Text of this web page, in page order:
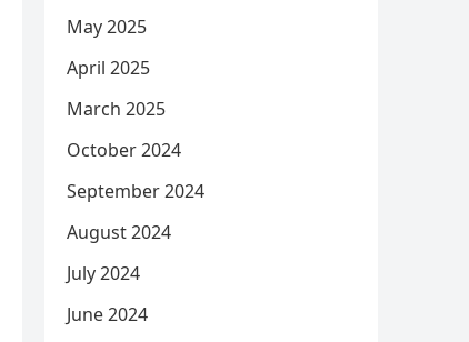
May 2025
April 2025
March 2025
October 2024
September 2024
August 2024
July 2024
June 2024